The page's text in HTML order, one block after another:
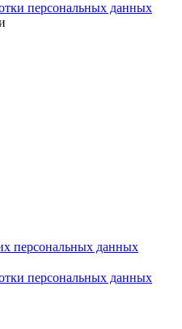
персональных данных
персональных данных
персональных данных